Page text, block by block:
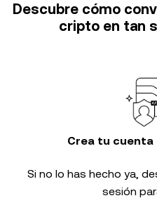
Descubre cómo
cripto en tan
Crea tu cuenta
Si no lo has hecho ya,
sesión